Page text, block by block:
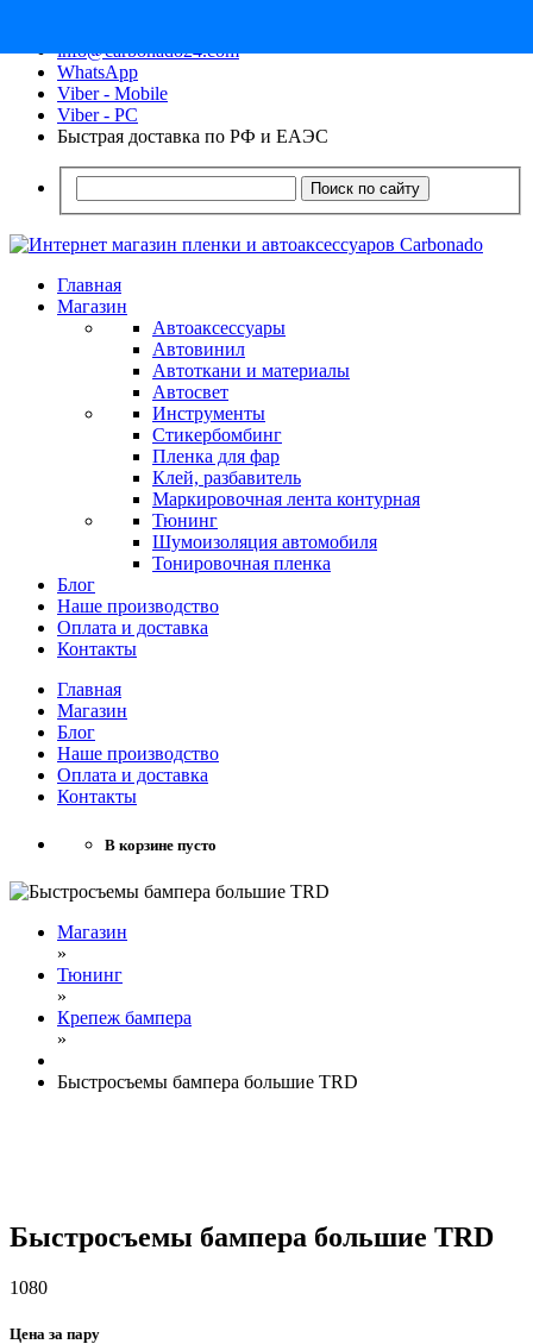
info@carbonado24.com
WhatsApp
Viber - Mobile
Viber - PC
Быстрая доставка по РФ и ЕАЭС
Поиск по сайту
Главная
Магазин
Автоаксессуары
Автовинил
Автоткани и материалы
Автосвет
Инструменты
Стикербомбинг
Пленка для фар
Клей, разбавитель
Маркировочная лента контурная
Тюнинг
Шумоизоляция автомобиля
Тонировочная пленка
Блог
Наше производство
Оплата и доставка
Контакты
Главная
Магазин
Блог
Наше производство
Оплата и доставка
Контакты
В корзине пусто
Магазин
»
Тюнинг
»
Крепеж бампера
»
Быстросъемы бампера большие TRD
Быстросъемы бампера большие TRD
1080
Цена за пару